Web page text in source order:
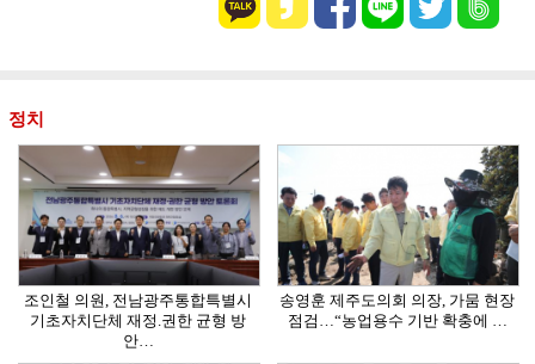
정치
조인철 의원, 전남광주통합특별시
기초자치단체 재정.권한 균형 방
안…
송영훈 제주도의회 의장, 가뭄 현장
점검…“농업용수 기반 확충에 …